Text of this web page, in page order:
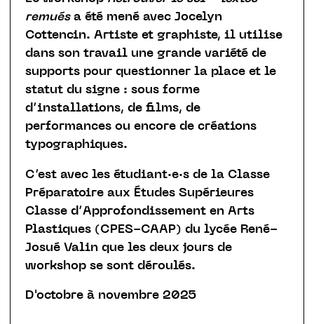
remuésa été mené avec Jocelyn
Cottencin. Artiste et graphiste, il utilise
dans son travail une grande variété de
supports pour questionner la place et le
statut du signe : sous forme
d’installations, de films, de
performances ou encore de créations
typographiques.
C’est avec les étudiant·e·s de la Classe
Préparatoire aux Études Supérieures
Classe d’Approfondissement en Arts
Plastiques (CPES-CAAP) du lycée René-
Josué Valin que les deux jours de
workshop se sont déroulés.
D'octobre à novembre 2025